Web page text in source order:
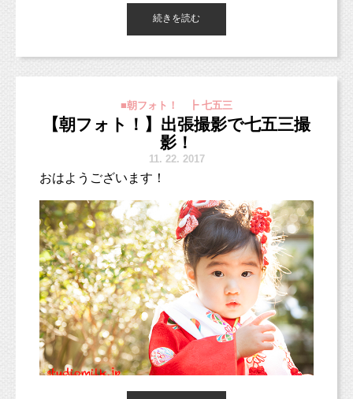
カメラは全くの未経験だったが、子どもの記念写真からウェディ
ングフォトまで幅広く撮影技術を学び、1000組以上の撮影に携わ
が、物撮りより子どもの撮影が好きだと気づき3ヶ月で辞める。
た撮影とは違い、自由で自然な姿を撮影する手法に感銘を受け
る。700組以上の撮影を経験。方向性の違いから2013年に退社。
そこで出会った同僚と共に2013年10月に独立。翌2014年6月に東
京都杉並区西荻窪に写真館スタジオミルクを開業。同年結婚。夫
の喘息が牛乳をやめたことにより改善し、自然派の考えに興味を
持つ。2016年に妊娠、出産。現在一児の母として、自然派育児を
自分が雑誌を見るときに、広告ページを見るの
私は見ません！！！
見たとしても、問い合わせた記憶がございませ
ん！！！
結局、そういうことなんじゃないでしょうか。
台紙コースとデータコース、2つのコースからお選び頂けます！
コースを迷われたら、ご相談くださいね。
2018年お正月ファミリーフォト
http://www.studiomilk.jp/news_dtl/entry/321
12月１５、16日ジョーカーそごう横浜店
ペット・ファミリーフォト
http://www.studiomilk.jp/news_dtl/entry/359
業者は信用するな！起業を考えるあなたに
贈る、私の失敗談。
http://studiomilk.jp/blog_dtl/entry/398
私は同じ起業家さんに頑張ってもらいたい！応
（自分もまだまだ頑張らなきゃいけないのだけ
れど・・・）
自分の失敗は、本当に悔しいし、
公表するのは恥ずかしいものだけれど、
これで少しでも被害に合う方が減ってくれたら
それだけでも私が救われる気分です！
続きを読む
■朝フォト！ ┣ 七五三
【朝フォト！】出張撮影で七五三撮
影！
11. 22. 2017
おはようございます！